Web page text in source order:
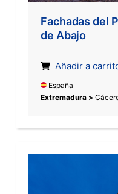
Fachadas del
de Abajo
Añadir a
España
Extremadura >